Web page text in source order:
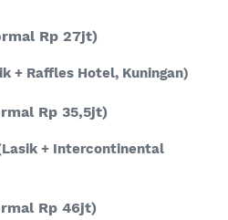
Rp 27jt)
+ Raffles Hotel, Kuningan)
Rp 35,5jt)
+ Intercontinental
Rp 46jt)